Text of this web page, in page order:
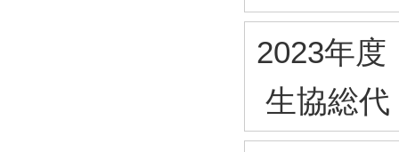
2023年度
生協総代